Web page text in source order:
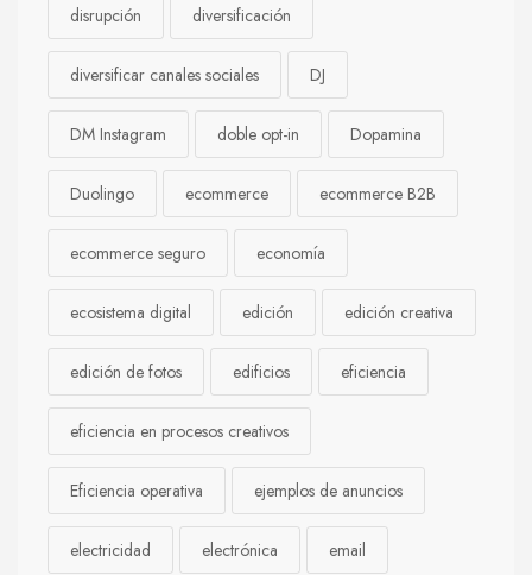
disrupción diversificación
diversificar canales sociales DJ
DM Instagram doble opt-in Dopamina
Duolingo ecommerce ecommerce B2B
ecommerce seguro economía
ecosistema digital edición edición creativa
edición de fotos edificios eficiencia
eficiencia en procesos creativos
Eficiencia operativa ejemplos de anuncios
electricidad electrónica email